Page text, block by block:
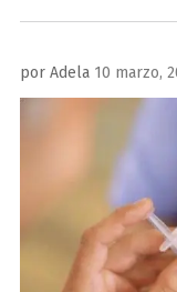
por Adela Publicado
el
10 marzo,